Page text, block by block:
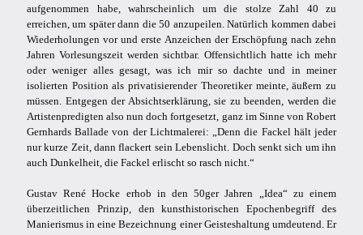
DIE PRIVAT-VORLESUNGEN ZUR KUNST UND
GESTALTUNGSTHEORIE DIE ARTISTEN-PREDIGTEN
IDEA
aufgenommen habe, wahrscheinlich um die stolze Zahl 40 zu
erreichen, um später dann die 50 anzupeilen. Natürlich kommen dabei
Wiederholungen vor und erste Anzeichen der Erschöpfung nach zehn
Jahren Vorlesungszeit werden sichtbar. Offensichtlich hatte ich mehr
oder weniger alles gesagt, was ich mir so dachte und in meiner
isolierten Position als privatisierender Theoretiker meinte, äußern zu
müssen. Entgegen der Absichtserklärung, sie zu beenden, werden die
Artistenpredigten also nun doch fortgesetzt, ganz im Sinne von Robert
Gernhards Ballade von der Lichtmalerei: „Denn die Fackel hält jeder
nur kurze Zeit, dann flackert sein Lebenslicht. Doch senkt sich um ihn
auch Dunkelheit, die Fackel erlischt so rasch nicht.“
Gustav René Hocke erhob in den 50ger Jahren „Idea“ zu einem
überzeitlichen Prinzip, den kunsthistorischen Epochenbegriff des
Manierismus in eine Bezeichnung einer Geisteshaltung umdeutend. Er